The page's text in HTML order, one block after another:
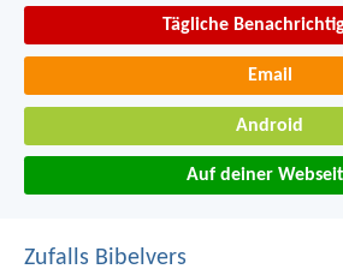
Tägliche
Email
Android
Auf deiner
Zufalls Bibelvers